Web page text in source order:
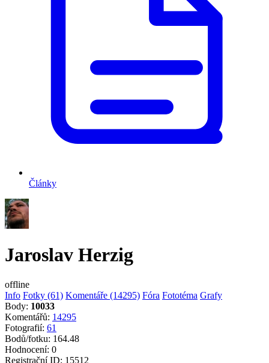
Články
Jaroslav Herzig
offline
Info Fotky (61) Komentáře (14295) Fóra Fototéma Grafy
Body: 10033
Komentářů: 14295
Fotografií: 61
Bodů/fotku: 164.48
Hodnocení: 0
Registrační ID: 15512